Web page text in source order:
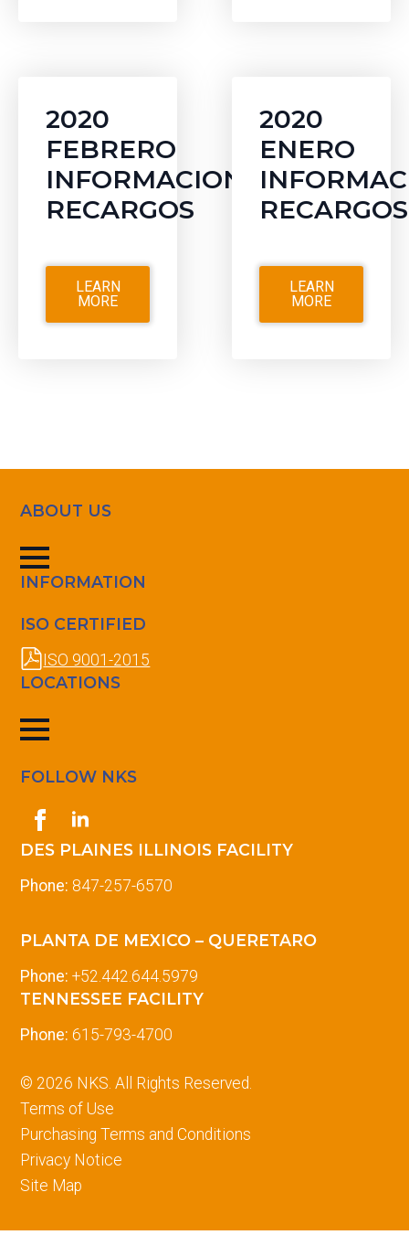
2020
FEBRERO
INFORMACION
RECARGOS
LEARN
MORE
2020
ENERO
RECARGOS
LEARN
MORE
ABOUT US
INFORMATION
ISO CERTIFIED
ISO 9001-2015
LOCATIONS
FOLLOW NKS
DES PLAINES ILLINOIS FACILITY
Phone: 847-257-6570
PLANTA DE MEXICO – QUERETARO
Phone: +52.442.644.5979
TENNESSEE FACILITY
Phone: 615-793-4700
© 2026 NKS. All Rights Reserved.
Terms of Use
Purchasing Terms and Conditions
Privacy Notice
Site Map